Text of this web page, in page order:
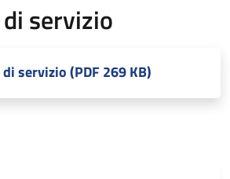
servizio
servizio (PDF 269 KB)